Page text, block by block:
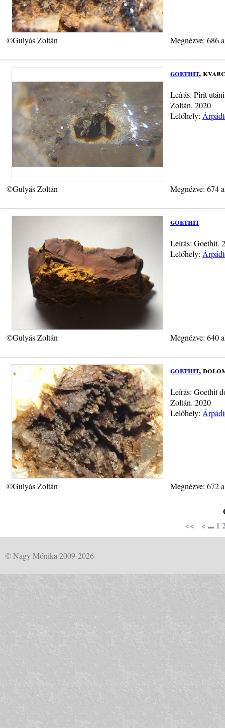
©Gulyás Zoltán Megnézve: 686
goethit, kvarc
Leírás: Pirit
Zoltán. 2020
Lelőhely:
©Gulyás Zoltán Megnézve: 674
goethit
Leírás: Goethit.
Lelőhely:
©Gulyás Zoltán Megnézve: 640
goethit,
Leírás: Goethit
Zoltán. 2020
Lelőhely:
©Gulyás Zoltán Megnézve: 672
<<
< ... 1
© Nagy Mónika 2009-2026